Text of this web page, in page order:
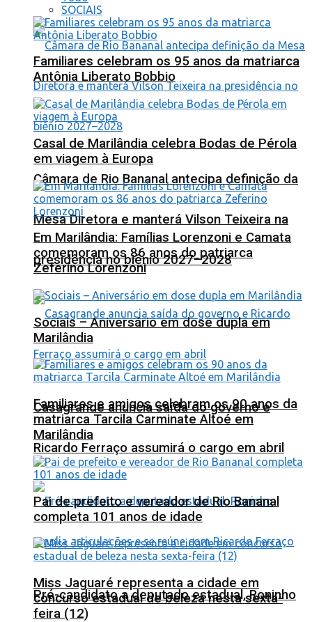
Câmara de Rio Bananal antecipa definição da
Mesa Diretora e manterá Vilson Teixeira na
presidência no biênio 2027–2028
Casagrande anuncia saída do governo e
Ricardo Ferraço assumirá o cargo em abril
Pré-candidato a deputado estadual, Roninho
SOCIAIS
Familiares celebram os 95 anos da matriarca
Antônia Liberato Bobbio
Casal de Marilândia celebra Bodas de Pérola
em viagem à Europa
Em Marilândia: Famílias Lorenzoni e Camata
comemoram os 86 anos do patriarca
Zeferino Lorenzoni
Sociais – Aniversário em dose dupla em
Marilândia
Familiares e amigos celebram os 90 anos da
matriarca Tarcila Carminate Altoé em
Marilândia
Pai de prefeito e vereador de Rio Bananal
completa 101 anos de idade
Miss Jaguaré representa a cidade em
concurso estadual de beleza nesta sexta-
feira (12)